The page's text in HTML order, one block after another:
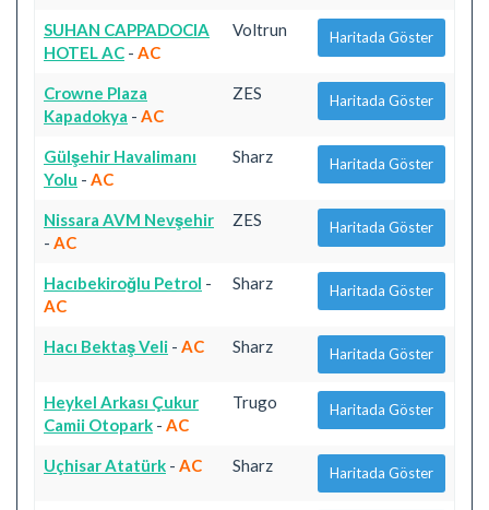
SUHAN CAPPADOCIA
HOTEL AC - AC
Voltrun Haritada Göster
Crowne Plaza
Kapadokya - AC
ZES Haritada Göster
Gülşehir Havalimanı
Yolu - AC
Sharz Haritada Göster
Nissara AVM Nevşehir
- AC
ZES Haritada Göster
Hacıbekiroğlu Petrol -
AC
Sharz Haritada Göster
Hacı Bektaş Veli - AC Sharz Haritada Göster
Heykel Arkası Çukur
Camii Otopark - AC
Trugo Haritada Göster
Uçhisar Atatürk - AC Sharz Haritada Göster